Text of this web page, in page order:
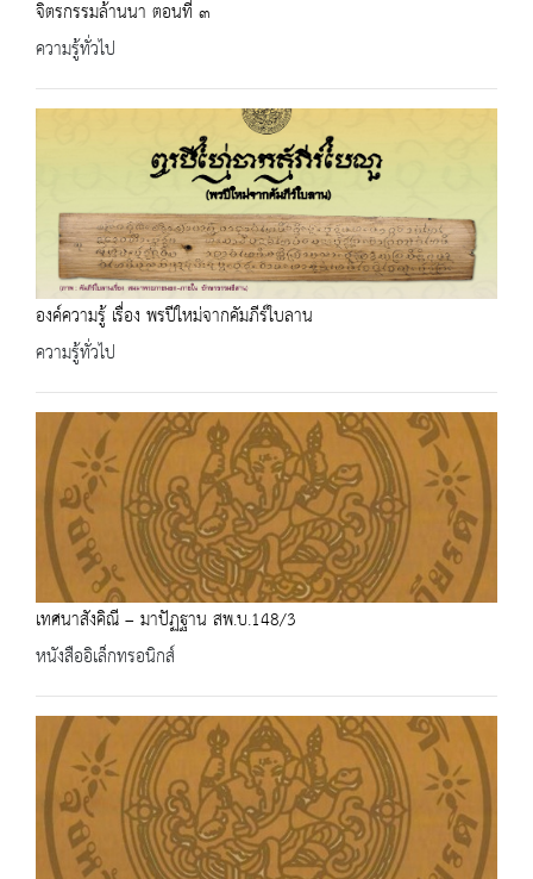
จิตรกรรมล้านนา ตอนที่ ๓
ความรู้ทั่วไป
องค์ความรู้ เรื่อง พรปีใหม่จากคัมภีร์ใบลาน
ความรู้ทั่วไป
เทศนาสังคิณี – มาปัฏฐาน สพ.บ.148/3
หนังสืออิเล็กทรอนิกส์